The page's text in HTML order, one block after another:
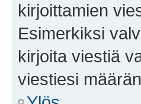
kirjoittamien
Esimerkiksi
kirjoita viestiä
viestiesi